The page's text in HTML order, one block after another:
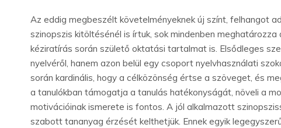
Az eddig megbeszélt követelményeknek új színt, felhangot
szinopszis kitöltésénél is írtuk, sok mindenben meghatározza
kéziratírás során születő oktatási tartalmat is. Elsődleges
nyelvéről, hanem azon belül egy csoport nyelvhasználati
során kardinális, hogy a célközönség értse a szöveget, és
a tanulókban támogatja a tanulás hatékonyságát, növeli a
motivációinak ismerete is fontos. A jól alkalmazott
szabott tananyag érzését kelthetjük. Ennek egyik